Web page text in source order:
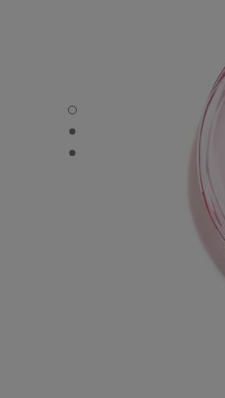
CHANCE EAU TENDRE -
CHANCE EAU TENDRE -
CHANCE EAU TENDRE -